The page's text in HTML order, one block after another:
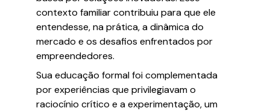
contexto familiar contribuiu para que ele
entendesse, na prática, a dinâmica do
mercado e os desafios enfrentados por
empreendedores.
Sua educação formal foi complementada
por experiências que privilegiavam o
raciocínio crítico e a experimentação, um